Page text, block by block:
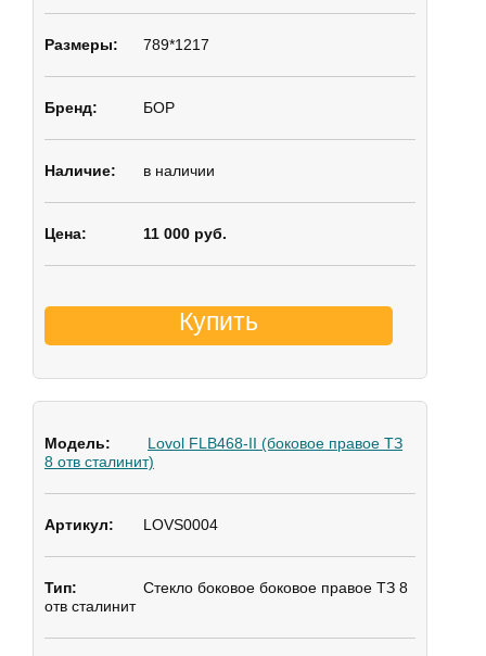
789*1217
БОР
в наличии
11 000 руб.
Купить
Lovol FLB468-II (боковое правое ТЗ
8 отв сталинит)
LOVS0004
Стекло боковое боковое правое ТЗ 8
отв сталинит